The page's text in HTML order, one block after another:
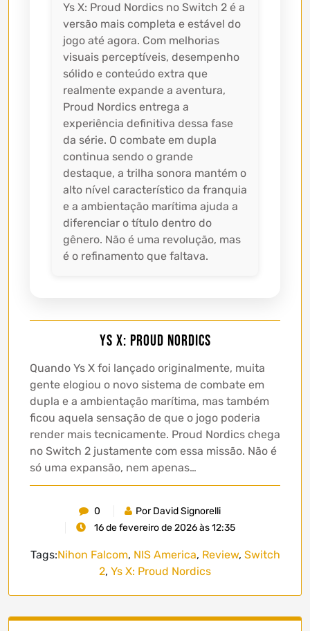
Ys X: Proud Nordics no Switch 2 é a
versão mais completa e estável do
jogo até agora. Com melhorias
visuais perceptíveis, desempenho
sólido e conteúdo extra que
realmente expande a aventura,
Proud Nordics entrega a
experiência definitiva dessa fase
da série. O combate em dupla
continua sendo o grande
destaque, a trilha sonora mantém o
alto nível característico da franquia
e a ambientação marítima ajuda a
diferenciar o título dentro do
gênero. Não é uma revolução, mas
é o refinamento que faltava.
Ys X: Proud Nordics
Quando Ys X foi lançado originalmente, muita
gente elogiou o novo sistema de combate em
dupla e a ambientação marítima, mas também
ficou aquela sensação de que o jogo poderia
render mais tecnicamente. Proud Nordics chega
no Switch 2 justamente com essa missão. Não é
só uma expansão, nem apenas…
0
Por David Signorelli
16 de fevereiro de 2026 às 12:35
Tags:Nihon Falcom, NIS America, Review, Switch
2, Ys X: Proud Nordics